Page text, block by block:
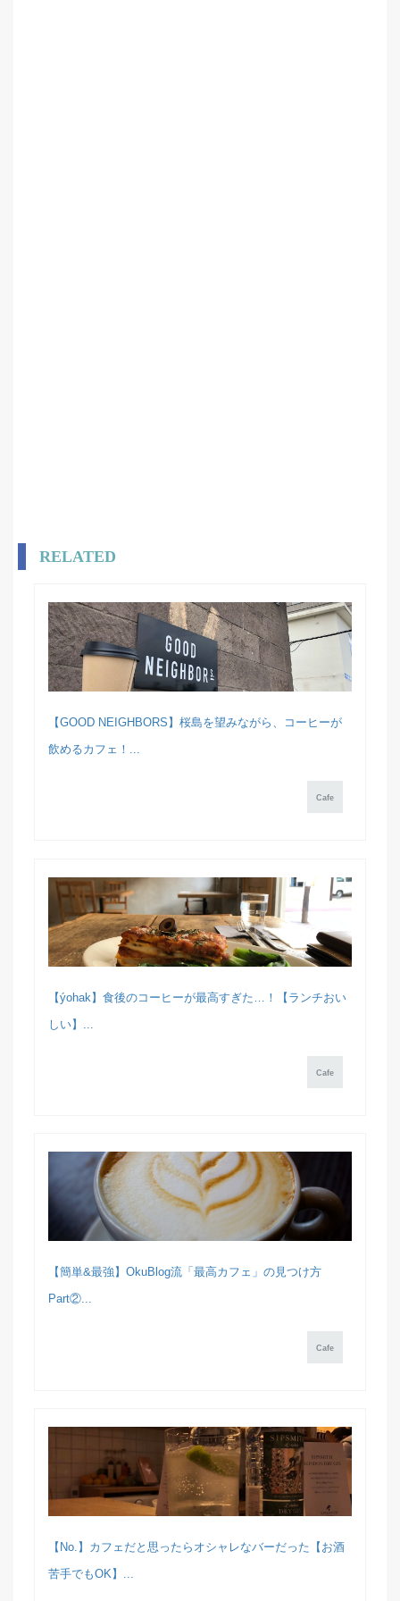
RELATED
【GOOD NEIGHBORS】桜島を望みながら、コーヒーが
飲めるカフェ！...
Cafe
【ýohak】食後のコーヒーが最高すぎた…！【ランチおい
しい】...
Cafe
【簡単&最強】OkuBlog流「最高カフェ」の見つけ方
Part②...
Cafe
【No.】カフェだと思ったらオシャレなバーだった【お酒
苦手でもOK】...